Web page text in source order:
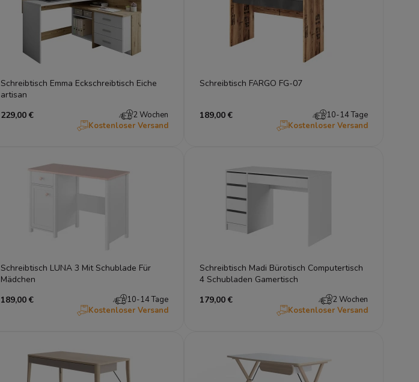
Schreibtisch Emma Eckschreibtisch Eiche
artisan
229,00 €
2 Wochen
Kostenloser Versand
Schreibtisch FARGO FG-07
189,00 €
10-14 Tage
Kostenloser Versand
Schreibtisch LUNA 3 Mit Schublade Für
Mädchen
189,00 €
10-14 Tage
Kostenloser Versand
Schreibtisch Madi Bürotisch Computertisch
4 Schubladen Gamertisch
179,00 €
2 Wochen
Kostenloser Versand